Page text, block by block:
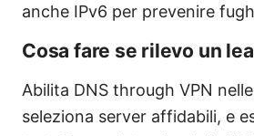
anche IPv6 per prevenire
Cosa fare se rilevo un
Abilita DNS through VPN
seleziona server affidabili, e